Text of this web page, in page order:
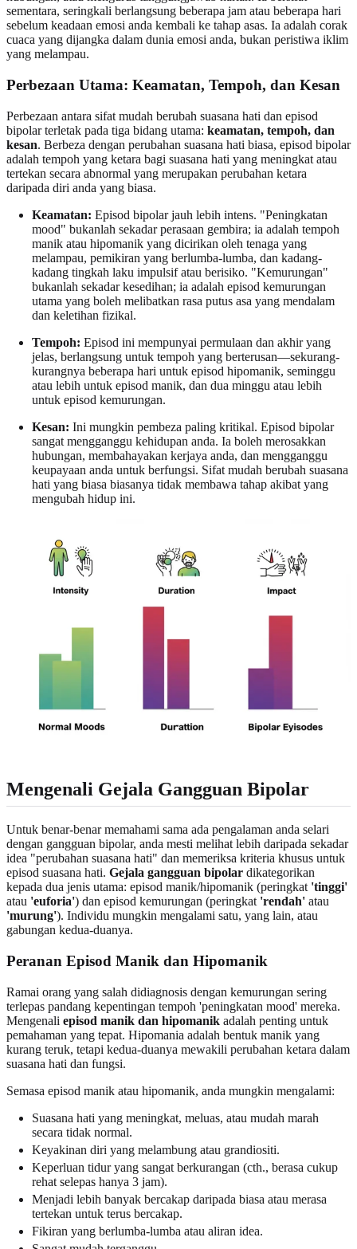
sementara, seringkali berlangsung beberapa jam atau beberapa hari
sebelum keadaan emosi anda kembali ke tahap asas. Ia adalah corak
cuaca yang dijangka dalam dunia emosi anda, bukan peristiwa iklim
yang melampau.
Perbezaan Utama: Keamatan, Tempoh, dan Kesan
Perbezaan antara sifat mudah berubah suasana hati dan episod
bipolar terletak pada tiga bidang utama: keamatan, tempoh, dan
kesan. Berbeza dengan perubahan suasana hati biasa, episod bipolar
adalah tempoh yang ketara bagi suasana hati yang meningkat atau
tertekan secara abnormal yang merupakan perubahan ketara
daripada diri anda yang biasa.
Keamatan: Episod bipolar jauh lebih intens. "Peningkatan
mood" bukanlah sekadar perasaan gembira; ia adalah tempoh
manik atau hipomanik yang dicirikan oleh tenaga yang
melampau, pemikiran yang berlumba-lumba, dan kadang-
kadang tingkah laku impulsif atau berisiko. "Kemurungan"
bukanlah sekadar kesedihan; ia adalah episod kemurungan
utama yang boleh melibatkan rasa putus asa yang mendalam
dan keletihan fizikal.
Tempoh: Episod ini mempunyai permulaan dan akhir yang
jelas, berlangsung untuk tempoh yang berterusan—sekurang-
kurangnya beberapa hari untuk episod hipomanik, seminggu
atau lebih untuk episod manik, dan dua minggu atau lebih
untuk episod kemurungan.
Kesan: Ini mungkin pembeza paling kritikal. Episod bipolar
sangat mengganggu kehidupan anda. Ia boleh merosakkan
hubungan, membahayakan kerjaya anda, dan mengganggu
keupayaan anda untuk berfungsi. Sifat mudah berubah suasana
hati yang biasa biasanya tidak membawa tahap akibat yang
mengubah hidup ini.
Mengenali Gejala Gangguan Bipolar
Untuk benar-benar memahami sama ada pengalaman anda selari
dengan gangguan bipolar, anda mesti melihat lebih daripada sekadar
idea "perubahan suasana hati" dan memeriksa kriteria khusus untuk
episod suasana hati. Gejala gangguan bipolar dikategorikan
kepada dua jenis utama: episod manik/hipomanik (peringkat 'tinggi'
atau 'euforia') dan episod kemurungan (peringkat 'rendah' atau
'murung'). Individu mungkin mengalami satu, yang lain, atau
gabungan kedua-duanya.
Peranan Episod Manik dan Hipomanik
Ramai orang yang salah didiagnosis dengan kemurungan sering
terlepas pandang kepentingan tempoh 'peningkatan mood' mereka.
Mengenali episod manik dan hipomanik adalah penting untuk
pemahaman yang tepat. Hipomania adalah bentuk manik yang
kurang teruk, tetapi kedua-duanya mewakili perubahan ketara dalam
suasana hati dan fungsi.
Semasa episod manik atau hipomanik, anda mungkin mengalami:
Suasana hati yang meningkat, meluas, atau mudah marah
secara tidak normal.
Keyakinan diri yang melambung atau grandiositi.
Keperluan tidur yang sangat berkurangan (cth., berasa cukup
rehat selepas hanya 3 jam).
Menjadi lebih banyak bercakap daripada biasa atau merasa
tertekan untuk terus bercakap.
Fikiran yang berlumba-lumba atau aliran idea.